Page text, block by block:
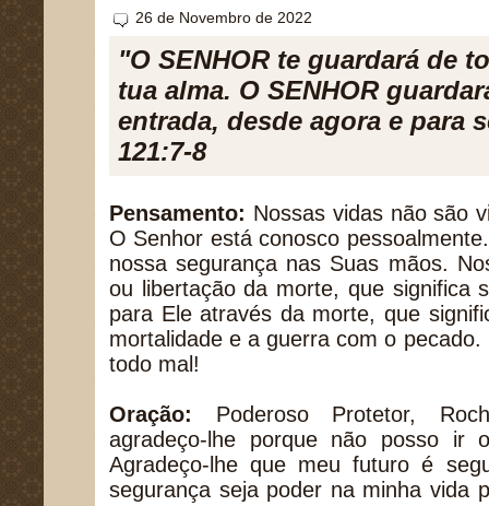
26 de Novembro de 2022
"O SENHOR te guardará de
tua alma. O SENHOR
entrada, desde agora e para
121:7-8
Pensamento: Nossas vidas não são
O Senhor está conosco
nossa segurança nas Suas mãos.
ou libertação da morte, que significa
para Ele através da morte, que
mortalidade e a guerra com o
todo mal!
Oração: Poderoso Protetor,
agradeço-lhe porque não posso ir
Agradeço-lhe que meu futuro é
segurança seja poder na minha vida